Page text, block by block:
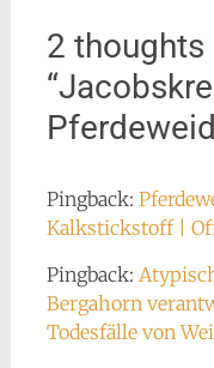
2 thoughts
“
Pingback:
Kalkstickstoff |
Pingback:
Bergahorn
Todesfälle von